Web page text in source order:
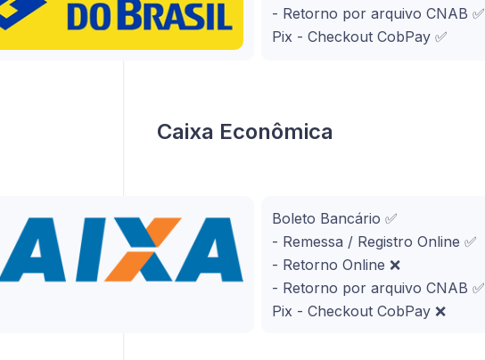
- Retorno por arquivo CNAB ✅
Pix - Checkout CobPay ✅
Caixa Econômica
Boleto Bancário ✅
- Remessa / Registro Online ✅
- Retorno Online ❌
- Retorno por arquivo CNAB ✅
Pix - Checkout CobPay ❌